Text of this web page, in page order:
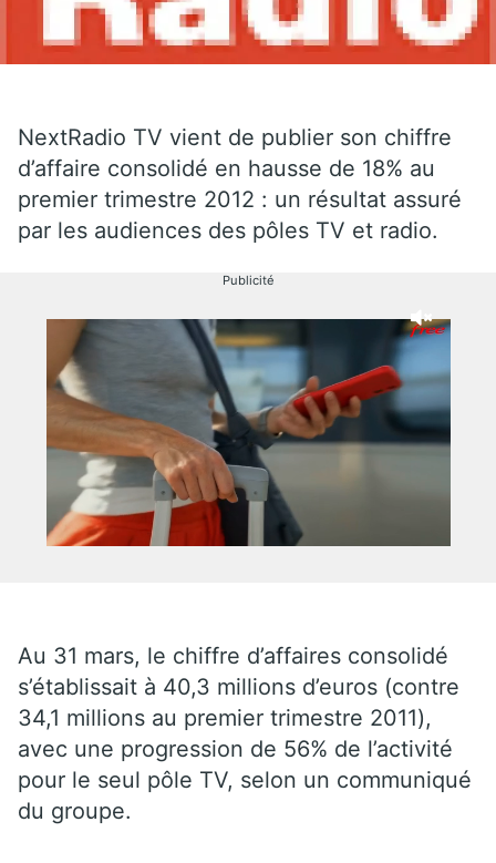
NextRadio TV vient de publier son chiffre
d’affaire consolidé en hausse de 18% au
premier trimestre 2012 : un résultat assuré
par les audiences des pôles TV et radio.
Publicité
Au 31 mars, le chiffre d’affaires consolidé
s’établissait à 40,3 millions d’euros (contre
34,1 millions au premier trimestre 2011),
avec une progression de 56% de l’activité
pour le seul pôle TV, selon un communiqué
du groupe.